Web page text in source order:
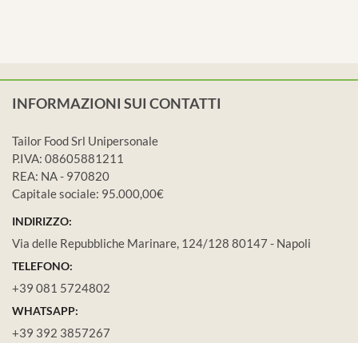
INFORMAZIONI SUI CONTATTI
Tailor Food Srl Unipersonale
P.IVA: 08605881211
REA: NA - 970820
Capitale sociale: 95.000,00€
INDIRIZZO:
Via delle Repubbliche Marinare, 124/128 80147 - Napoli
TELEFONO:
+39 081 5724802
WHATSAPP:
+39 392 3857267